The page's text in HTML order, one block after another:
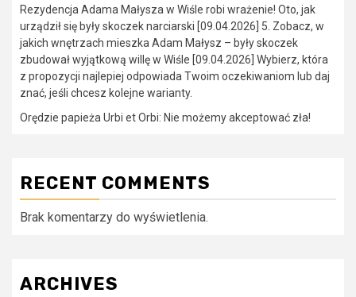
Rezydencja Adama Małysza w Wiśle robi wrażenie! Oto, jak
urządził się były skoczek narciarski [09.04.2026] 5. Zobacz, w
jakich wnętrzach mieszka Adam Małysz – były skoczek
zbudował wyjątkową willę w Wiśle [09.04.2026] Wybierz, która
z propozycji najlepiej odpowiada Twoim oczekiwaniom lub daj
znać, jeśli chcesz kolejne warianty.
Orędzie papieża Urbi et Orbi: Nie możemy akceptować zła!
RECENT COMMENTS
Brak komentarzy do wyświetlenia.
ARCHIVES